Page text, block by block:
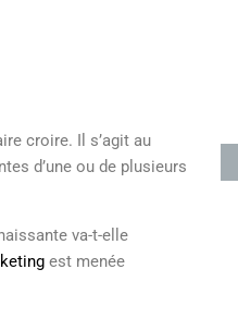
croire. Il s’agit au
d’une ou de plusieurs
va-t-elle
est menée